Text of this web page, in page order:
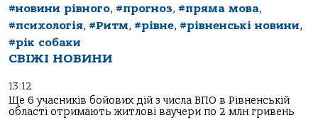
#новини рівного, #прогноз, #пряма мова,
#психологія, #Ритм, #рівне, #рівненські новини,
#рік собаки
СВІЖІ НОВИНИ
13:12
Ще 6 учасників бойових дій з числа ВПО в Рівненській
області отримають житлові ваучери по 2 млн гривень